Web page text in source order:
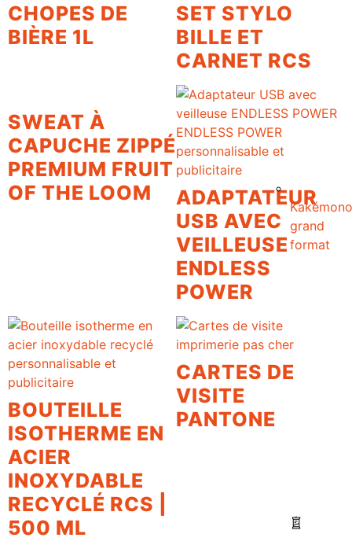
Kakémono
grand
format
CHOPES DE
BIÈRE 1L
SET STYLO
BILLE ET
CARNET RCS
SWEAT À
CAPUCHE ZIPPÉ
PREMIUM FRUIT
OF THE LOOM
ADAPTATEUR
USB AVEC
VEILLEUSE
ENDLESS
POWER
BOUTEILLE
ISOTHERME EN
ACIER
INOXYDABLE
RECYCLÉ RCS |
500 ML
CARTES DE
VISITE
PANTONE